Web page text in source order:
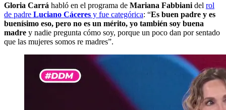
Gloria Carrá habló en el programa de Mariana Fabbiani del rol
de padre Luciano Cáceres y fue categórica: “Es buen padre y es
buenísimo eso, pero no es un mérito, yo también soy buena
madre y nadie pregunta cómo soy, porque un poco dan por sentado
que las mujeres somos re madres”.